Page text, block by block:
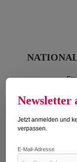
Newsletter
Jetzt anmelden und
verpassen.
E-Mail-Adresse